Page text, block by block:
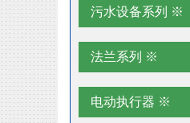
污水设备系列 ※
法兰系列 ※
电动执行器 ※